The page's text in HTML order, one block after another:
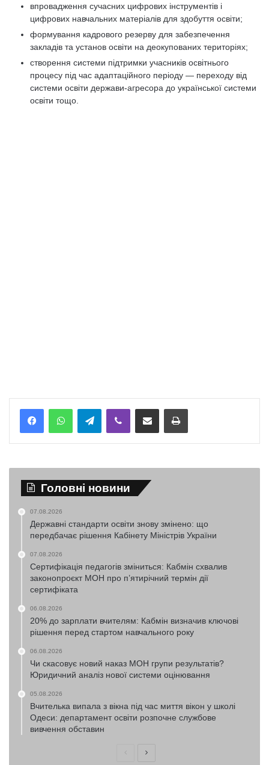
впровадження сучасних цифрових інструментів і
цифрових навчальних матеріалів для здобуття освіти;
формування кадрового резерву для забезпечення
закладів та установ освіти на деокупованих територіях;
створення системи підтримки учасників освітнього
процесу під час адаптаційного періоду — переходу від
системи освіти держави-агресора до української системи
освіти тощо.
TelegramViber Надіслати електронною поштоюНадрукувати
Головні новини
07.08.2026
Державні стандарти освіти знову змінено: що
передбачає рішення Кабінету Міністрів України
07.08.2026
Сертифікація педагогів зміниться: Кабмін схвалив
законопроєкт МОН про п’ятирічний термін дії
сертифіката
06.08.2026
20% до зарплати вчителям: Кабмін визначив ключові
рішення перед стартом навчального року
06.08.2026
Чи скасовує новий наказ МОН групи результатів?
Юридичний аналіз нової системи оцінювання
05.08.2026
Вчителька випала з вікна під час миття вікон у школі
Одеси: департамент освіти розпочне службове
вивчення обставин
ПопередняНаступна